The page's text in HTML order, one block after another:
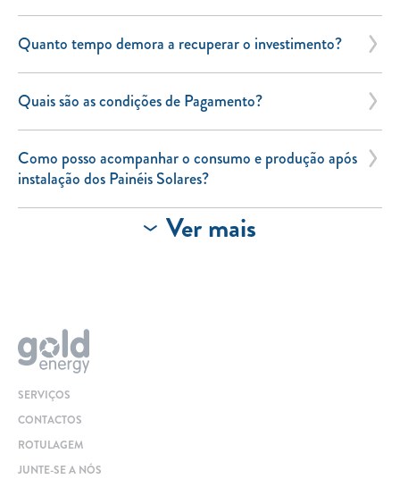
Quanto tempo demora a recuperar o investimento?
Quais são as condições de Pagamento?
Como posso acompanhar o consumo e produção após
instalação dos Painéis Solares?
Ver mais
SERVIÇOS
CONTACTOS
ROTULAGEM
JUNTE-SE A NÓS